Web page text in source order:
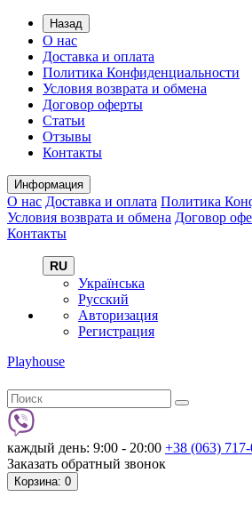
Назад
О нас
Доставка и оплата
Политика Конфиденциальности
Условия возврата и обмена
Договор оферты
Статьи
Отзывы
Контакты
Информация
О нас Доставка и оплата Политика
Условия возврата и обмена Договор
Контакты
RU
Українська
Русский
Авторизация
Регистрация
Playhouse
каждый день: 9:00 - 20:00 +38 (063)
Заказать обратный звонок
Корзина: 0